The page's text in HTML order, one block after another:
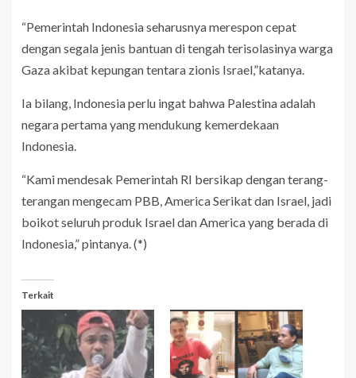
“Pemerintah Indonesia seharusnya merespon cepat
dengan segala jenis bantuan di tengah terisolasinya warga
Gaza akibat kepungan tentara zionis Israel,”katanya.
Ia bilang, Indonesia perlu ingat bahwa Palestina adalah
negara pertama yang mendukung kemerdekaan
Indonesia.
“Kami mendesak Pemerintah RI bersikap dengan terang-
terangan mengecam PBB, America Serikat dan Israel, jadi
boikot seluruh produk Israel dan America yang berada di
Indonesia,” pintanya. (*)
Terkait